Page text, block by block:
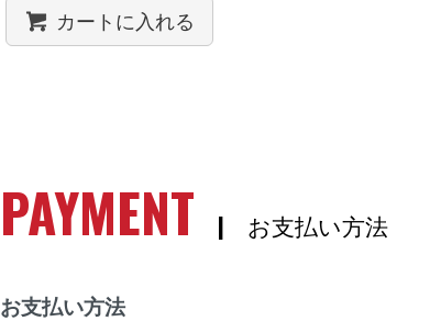
カートに入れる
PAYMENT | お支払い方法
お支払い方法